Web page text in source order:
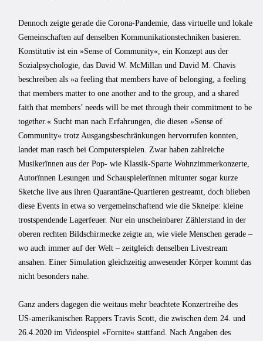
Dennoch zeigte gerade die Corona-Pandemie, dass virtuelle und lokale
Gemeinschaften auf denselben Kommunikationstechniken basieren.
Konstitutiv ist ein »Sense of Community«, ein Konzept aus der
Sozialpsychologie, das David W. McMillan und David M. Chavis
beschreiben als »a feeling that members have of belonging, a feeling
that members matter to one another and to the group, and a shared
faith that members’ needs will be met through their commitment to be
together.« Sucht man nach Erfahrungen, die diesen »Sense of
Community« trotz Ausgangsbeschränkungen hervorrufen konnten,
landet man rasch bei Computerspielen. Zwar haben zahlreiche
Musikerïnnen aus der Pop- wie Klassik-Sparte Wohnzimmerkonzerte,
Autorïnnen Lesungen und Schauspielerïnnen mitunter sogar kurze
Sketche live aus ihren Quarantäne-Quartieren gestreamt, doch blieben
diese Events in etwa so vergemeinschaftend wie die Skneipe: kleine
trostspendende Lagerfeuer. Nur ein unscheinbarer Zählerstand in der
oberen rechten Bildschirmecke zeigte an, wie viele Menschen gerade –
wo auch immer auf der Welt – zeitgleich denselben Livestream
ansahen. Einer Simulation gleichzeitig anwesender Körper kommt das
nicht besonders nahe.
Ganz anders dagegen die weitaus mehr beachtete Konzertreihe des
US-amerikanischen Rappers Travis Scott, die zwischen dem 24. und
26.4.2020 im Videospiel »Fornite« stattfand. Nach Angaben des